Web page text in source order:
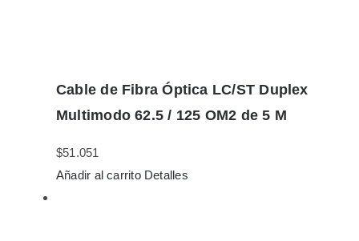
Cable de Fibra Óptica LC/ST Duplex
Multimodo 62.5 / 125 OM2 de 5 M
$51.051
Añadir al carrito Detalles